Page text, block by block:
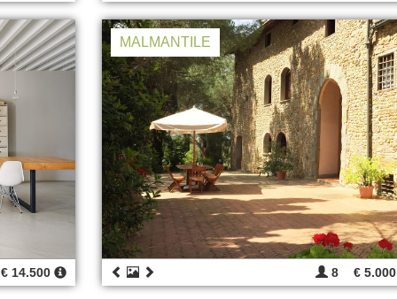
€ 14.500
MALMANTILE
8 € 5.000